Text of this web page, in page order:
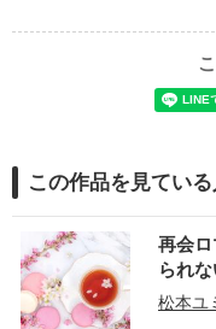
この作品を見てい
再会
られな
松本ユ